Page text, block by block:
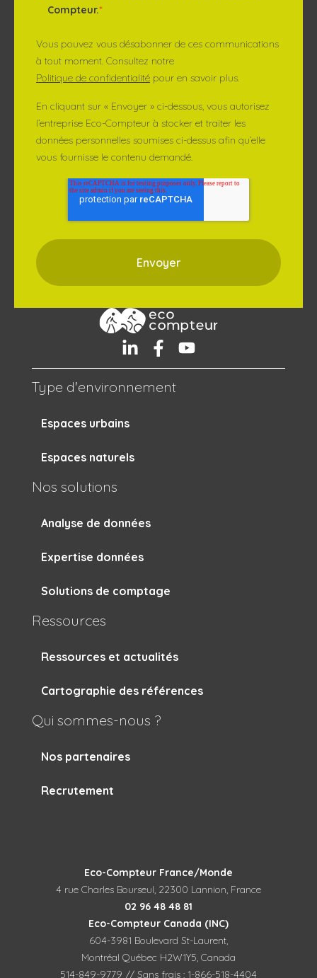
Type d'environnement
Espaces urbains
Espaces naturels
Nos solutions
Analyse de données
Expertise données
Solutions de comptage
Ressources
Ressources et actualités
Cartographie des références
Qui sommes-nous ?
Nos partenaires
Recrutement
Compteur.*
Vous pouvez vous désabonner de ces communications
à tout moment. Consultez notre
Politique de confidentialité pour en savoir plus.
En cliquant sur « Envoyer » ci-dessous, vous autorisez
l’entreprise Eco-Compteur à stocker et traiter les
données personnelles soumises ci-dessus afin qu’elle
vous fournisse le contenu demandé.
Eco-Compteur France/Monde
4 rue Charles Bourseul, 22300 Lannion, France
02 96 48 48 81
Eco-Compteur Canada (INC)
604-3981 Boulevard St-Laurent,
Montréal Québec H2W1Y5, Canada
514-849-9779 // Sans frais : 1-866-518-4404